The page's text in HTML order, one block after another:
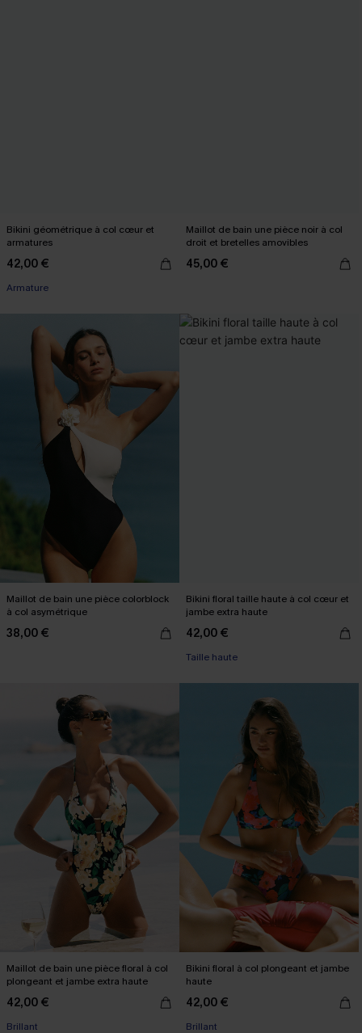
Bikini géométrique à col cœur et
armatures
42,00 €
Armature
Maillot de bain une pièce noir à col
droit et bretelles amovibles
45,00 €
Maillot de bain une pièce colorblock
à col asymétrique
38,00 €
Bikini floral taille haute à col cœur et
jambe extra haute
42,00 €
Taille haute
Maillot de bain une pièce floral à col
plongeant et jambe extra haute
42,00 €
Brillant
Bikini floral à col plongeant et jambe
haute
42,00 €
Brillant